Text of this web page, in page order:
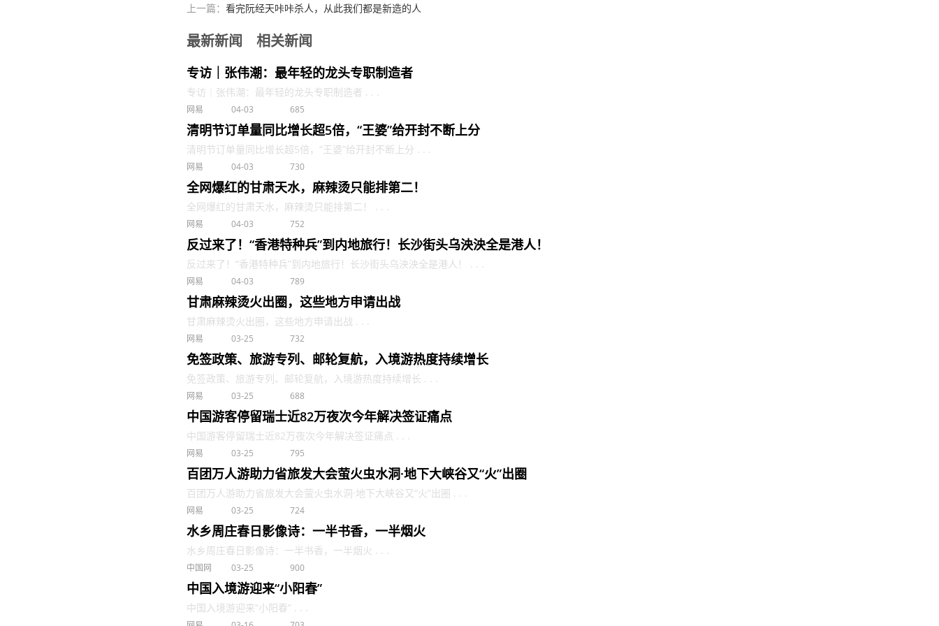
上一篇： 看完阮经天咔咔杀人，从此我们都是新造的人
最新新闻 相关新闻
专访｜张伟潮：最年轻的龙头专职制造者
专访｜张伟潮：最年轻的龙头专职制造者 . . .
网易 04-03 685
清明节订单量同比增长超5倍，“王婆”给开封不断上分
清明节订单量同比增长超5倍，“王婆”给开封不断上分 . . .
网易 04-03 730
全网爆红的甘肃天水，麻辣烫只能排第二！
全网爆红的甘肃天水，麻辣烫只能排第二！ . . .
网易 04-03 752
反过来了！“香港特种兵”到内地旅行！长沙街头乌泱泱全是港人！
反过来了！“香港特种兵”到内地旅行！长沙街头乌泱泱全是港人！ . . .
网易 04-03 789
甘肃麻辣烫火出圈，这些地方申请出战
甘肃麻辣烫火出圈，这些地方申请出战 . . .
网易 03-25 732
免签政策、旅游专列、邮轮复航，入境游热度持续增长
免签政策、旅游专列、邮轮复航，入境游热度持续增长 . . .
网易 03-25 688
中国游客停留瑞士近82万夜次今年解决签证痛点
中国游客停留瑞士近82万夜次今年解决签证痛点 . . .
网易 03-25 795
百团万人游助力省旅发大会萤火虫水洞·地下大峡谷又“火”出圈
百团万人游助力省旅发大会萤火虫水洞·地下大峡谷又“火”出圈 . . .
网易 03-25 724
水乡周庄春日影像诗：一半书香，一半烟火
水乡周庄春日影像诗：一半书香，一半烟火 . . .
中国网 03-25 900
中国入境游迎来“小阳春”
中国入境游迎来“小阳春” . . .